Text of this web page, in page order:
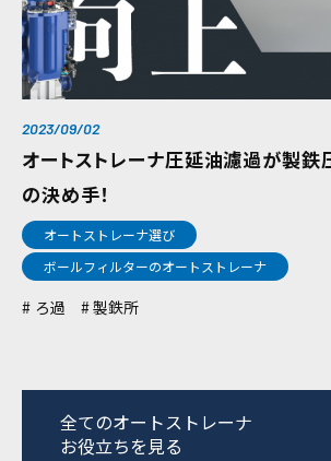
2023/09/02
オートストレーナ圧延油濾過が製
の決め手！
オートストレーナ選び
ボールフィルターのオートストレーナ
ろ過 製鉄所
全てのオートストレーナ
お役立ちを見る